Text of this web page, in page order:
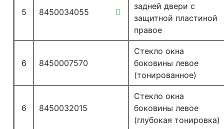
5 8450034055
задней двери с
защитной пластиной
правое
6 8450007570
Стекло окна
боковины левое
(тонированное)
6 8450032015
Стекло окна
боковины левое
(глубокая тонировка)